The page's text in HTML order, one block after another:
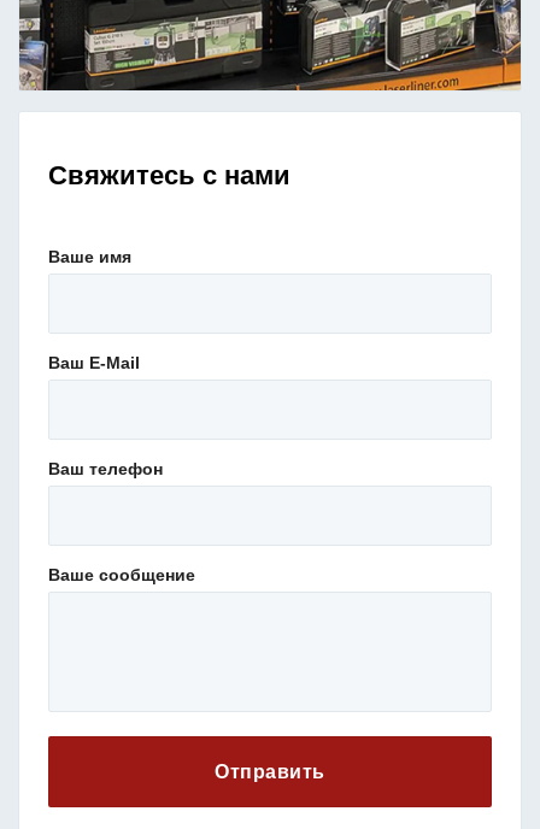
Свяжитесь с нами
Ваше имя
Ваш E-Mail
Ваш телефон
Ваше сообщение